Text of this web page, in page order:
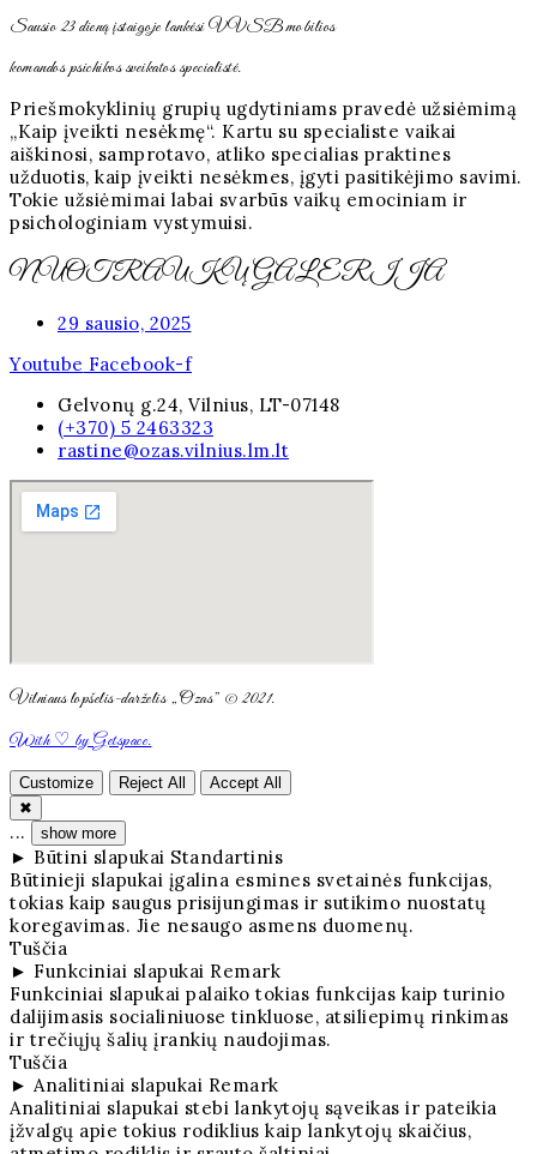
Sausio 23 dieną įstaigoje lankėsi VVSB mobilios
komandos psichikos sveikatos specialistė.
Priešmokyklinių grupių ugdytiniams pravedė užsiėmimą
„Kaip įveikti nesėkmę“. Kartu su specialiste vaikai
aiškinosi, samprotavo, atliko specialias praktines
užduotis, kaip įveikti nesėkmes, įgyti pasitikėjimo savimi.
Tokie užsiėmimai labai svarbūs vaikų emociniam ir
psichologiniam vystymuisi.
NUOTRAUKŲ GALERIJA
29 sausio, 2025
Youtube Facebook-f
Gelvonų g.24, Vilnius, LT-07148
(+370) 5 2463323
rastine@ozas.vilnius.lm.lt
Vilniaus lopšelis-darželis „Ozas” © 2021.
With ♡ by Getspace.
Customize Reject All
Accept All
✖
... show more
► Būtini slapukai Standartinis
Būtinieji slapukai įgalina esmines svetainės funkcijas,
tokias kaip saugus prisijungimas ir sutikimo nuostatų
koregavimas. Jie nesaugo asmens duomenų.
Tuščia
► Funkciniai slapukai Remark
Funkciniai slapukai palaiko tokias funkcijas kaip turinio
dalijimasis socialiniuose tinkluose, atsiliepimų rinkimas
ir trečiųjų šalių įrankių naudojimas.
Tuščia
► Analitiniai slapukai Remark
Analitiniai slapukai stebi lankytojų sąveikas ir pateikia
įžvalgų apie tokius rodiklius kaip lankytojų skaičius,